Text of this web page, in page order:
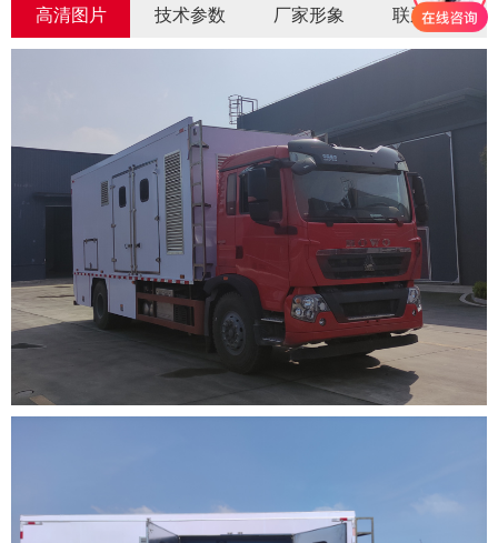
高清图片 技术参数 厂家形象 联系我们